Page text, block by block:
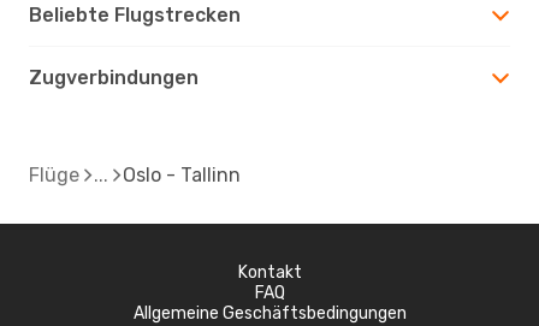
Beliebte Flugstrecken
Zugverbindungen
Flüge Oslo - Tallinn
Kontakt
FAQ
Allgemeine Geschäftsbedingungen